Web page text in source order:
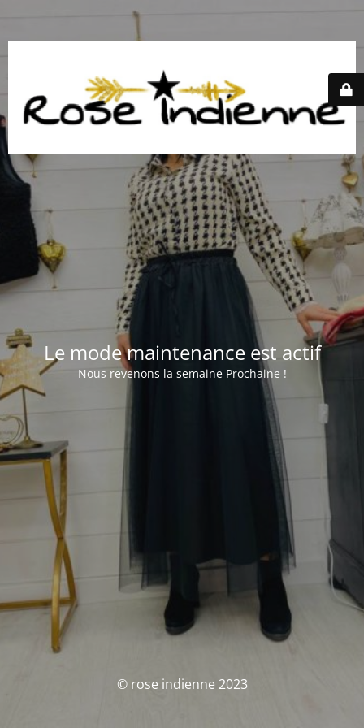
Le mode maintenance est actif
Nous revenons la semaine Prochaine !
© rose indienne 2023